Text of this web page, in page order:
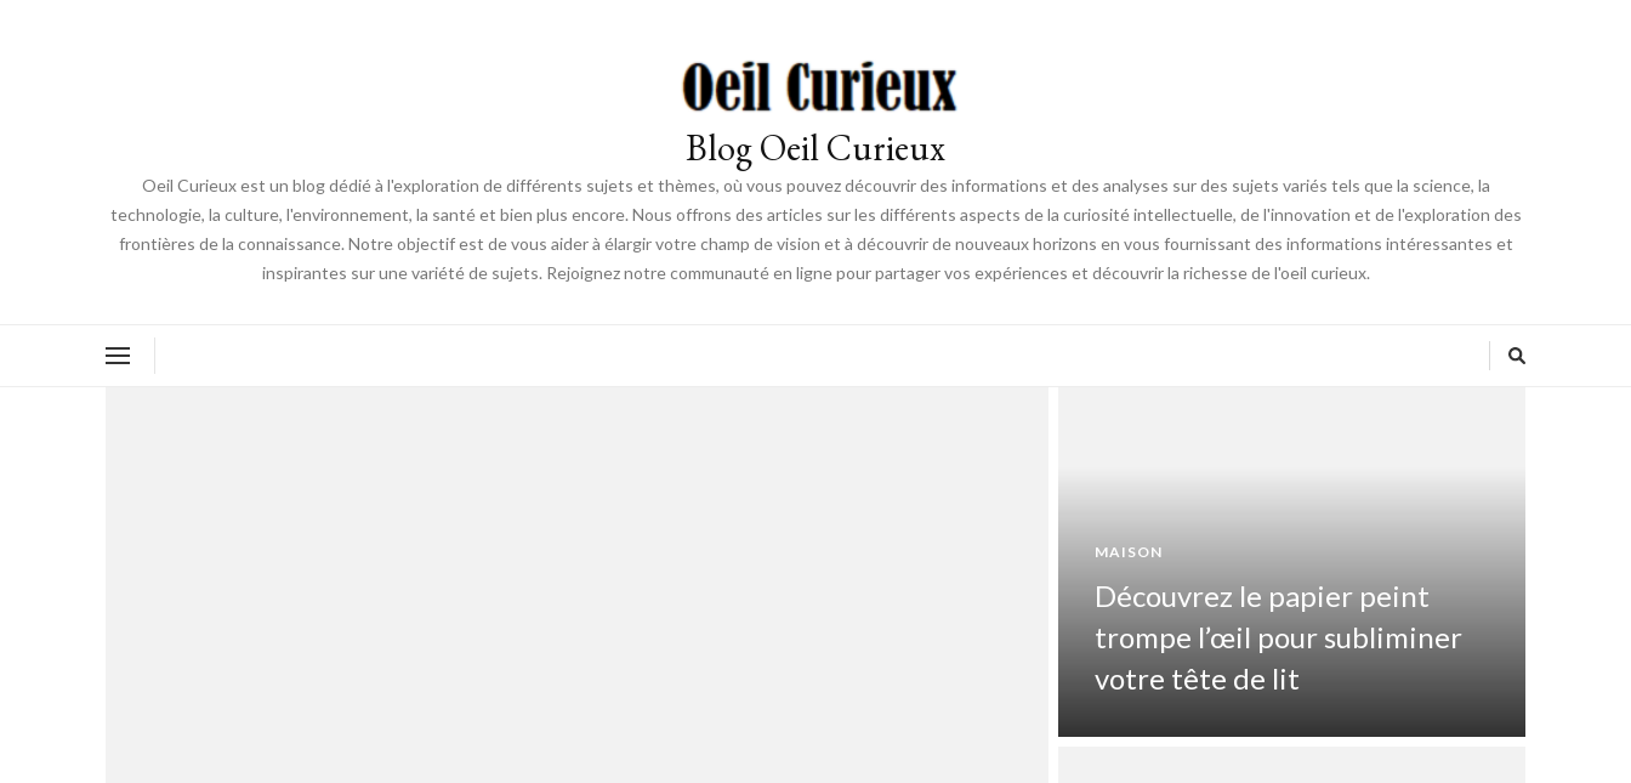
Blog Oeil Curieux
Oeil Curieux est un blog dédié à l'exploration de différents sujets et thèmes, où vous pouvez découvrir des informations et des analyses sur des sujets variés tels que la science, la
technologie, la culture, l'environnement, la santé et bien plus encore. Nous offrons des articles sur les différents aspects de la curiosité intellectuelle, de l'innovation et de l'exploration des
frontières de la connaissance. Notre objectif est de vous aider à élargir votre champ de vision et à découvrir de nouveaux horizons en vous fournissant des informations intéressantes et
inspirantes sur une variété de sujets. Rejoignez notre communauté en ligne pour partager vos expériences et découvrir la richesse de l'oeil curieux.
MAISON
Découvrez le papier peint
trompe l’œil pour subliminer
votre tête de lit